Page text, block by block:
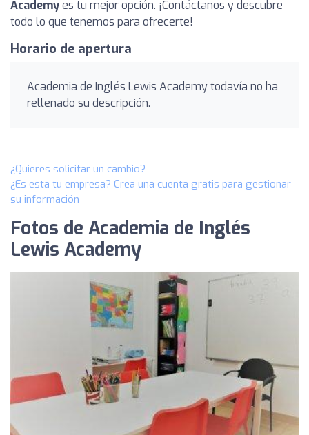
Academyes tu mejor opción. ¡Contáctanos y descubre
todo lo que tenemos para ofrecerte!
Horario de apertura
Academia de Inglés Lewis Academy todavía no ha
rellenado su descripción.
¿Quieres solicitar un cambio?
¿Es esta tu empresa? Crea una cuenta gratis para gestionar
su información
Fotos de Academia de Inglés
Lewis Academy